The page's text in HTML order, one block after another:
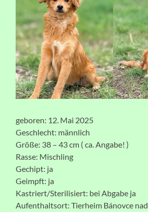
geboren: 12. Mai 2025
Geschlecht: männlich
Größe: 38 – 43 cm ( ca. Angabe! )
Rasse: Mischling
Gechipt: ja
Geimpft: ja
Kastriert/Sterilisiert: bei Abgabe ja
Aufenthaltsort: Tierheim Bánovce nad